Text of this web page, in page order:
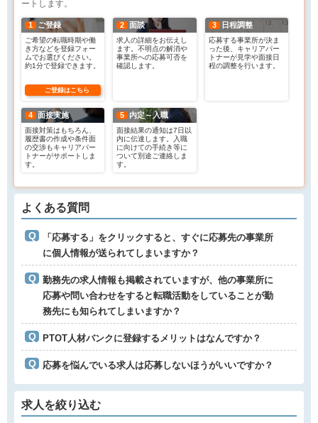
ートします。
1 ご登録
ご希望の転職時期や働
き方などを登録フォー
ムでお選びください。
約1分で登録できます。
ご登録はこちら
2 面談
求人の詳細をお伝えし
ます。不明点の解消や
事業所への応募可否を
確認します。
3 日程調整
応募する事業所が決ま
った後、キャリアパー
トナーが見学や面接日
程の調整を行います。
4 面接実施
面接対策はもちろん、
履歴書の作成や条件面
の交渉もキャリアパー
トナーがサポートしま
す。
5 内定～入職
面接結果の通知は7日以
内に伝達します。入職
に向けての手続き等に
ついて別途ご連絡しま
す。
よくある質問
「応募する」をクリックすると、すぐに応募先の事業所
に個人情報が送られてしまいますか？
勤務先の求人情報も掲載されていますが、他の事業所に
応募や問い合わせをすると転職活動をしていることが勤
務先にも知られてしまいますか？
PTOT人材バンクに登録するメリットはなんですか？
応募を悩んでいる求人は応募しないほうがいいですか？
求人を絞り込む